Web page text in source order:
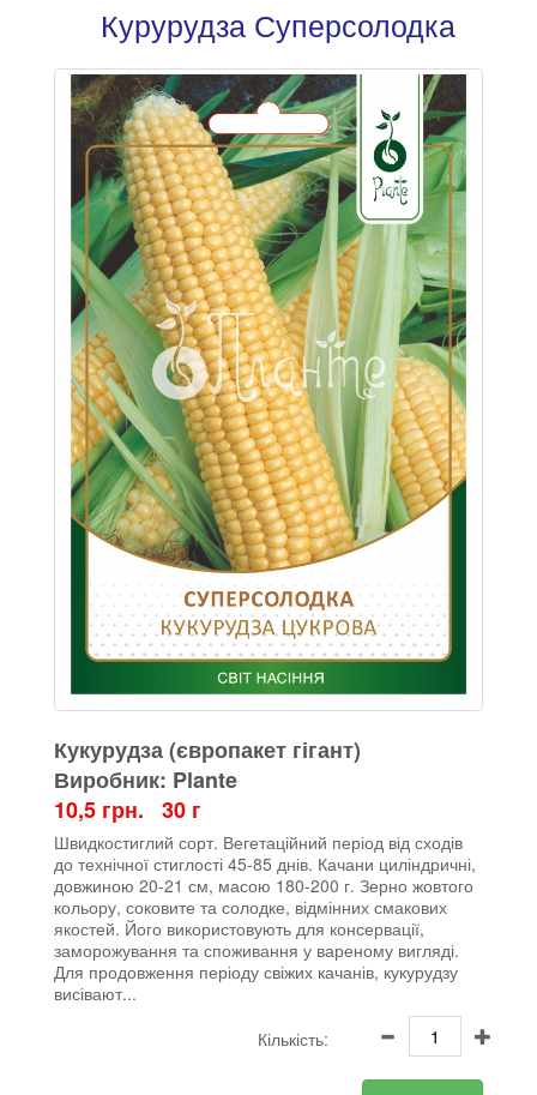
Курурудза Суперсолодка
Кукурудза (європакет гігант)
Виробник: Plante
10,5 грн. 30 г
Швидкостиглий сорт. Вегетаційний період від сходів
до технічної стиглості 45-85 днів. Качани циліндричні,
довжиною 20-21 см, масою 180-200 г. Зерно жовтого
кольору, соковите та солодке, відмінних смакових
якостей. Його використовують для консервації,
заморожування та споживання у вареному вигляді.
Для продовження періоду свіжих качанів, кукурудзу
висівают...
Кількість: